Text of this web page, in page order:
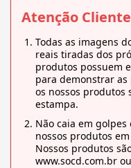
Atenção
Todas as imagens
reais tiradas dos
produtos possuem
para demonstrar
os nossos produtos
estampa.
Não caia em
nossos produtos
Nossos produtos
www.socd.com.br